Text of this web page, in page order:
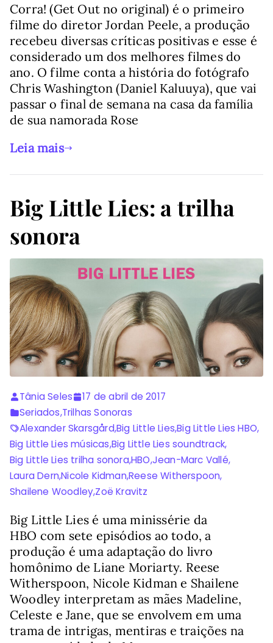
Corra! (Get Out no original) é o primeiro
filme do diretor Jordan Peele, a produção
recebeu diversas críticas positivas e esse é
considerado um dos melhores filmes do
ano. O filme conta a história do fotógrafo
Chris Washington (Daniel Kaluuya), que vai
passar o final de semana na casa da família
de sua namorada Rose
Leia mais
Big Little Lies: a trilha
sonora
Tânia Seles
17 de abril de 2017
Seriados,Trilhas Sonoras
Alexander Skarsgård,Big Little Lies,Big Little Lies HBO,
Big Little Lies músicas,Big Little Lies soundtrack,
Big Little Lies trilha sonora,HBO,Jean-Marc Vallé,
Laura Dern,Nicole Kidman,Reese Witherspoon,
Shailene Woodley,Zoë Kravitz
Big Little Lies é uma minissérie da
HBO com sete episódios ao todo, a
produção é uma adaptação do livro
homônimo de Liane Moriarty. Reese
Witherspoon, Nicole Kidman e Shailene
Woodley interpretam as mães Madeline,
Celeste e Jane, que se envolvem em uma
trama de intrigas, mentiras e traições na